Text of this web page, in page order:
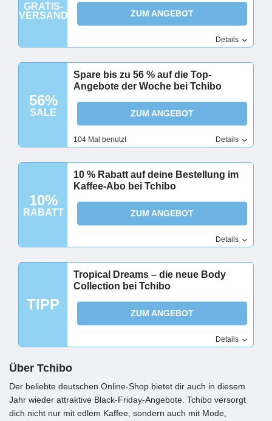
GRATIS-
VERSAND
ZUM ANGEBOT
Details
56%
SALE
Spare bis zu 56 % auf die Top-
Angebote der Woche bei Tchibo
ZUM ANGEBOT
104 Mal benutzt Details
10%
RABATT
10 % Rabatt auf deine Bestellung im
Kaffee-Abo bei Tchibo
ZUM ANGEBOT
Details
TIPP
Tropical Dreams – die neue Body
Collection bei Tchibo
ZUM ANGEBOT
Details
Über Tchibo
Der beliebte deutschen Online-Shop bietet dir auch in diesem
Jahr wieder attraktive Black-Friday-Angebote. Tchibo versorgt
dich nicht nur mit edlem Kaffee, sondern auch mit Mode,